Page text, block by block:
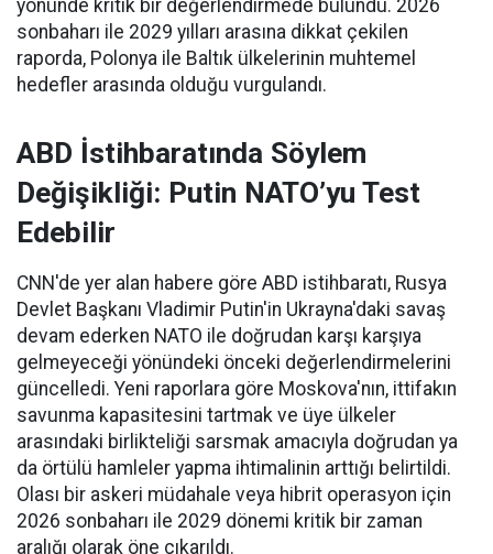
yönünde kritik bir değerlendirmede bulundu. 2026
sonbaharı ile 2029 yılları arasına dikkat çekilen
raporda, Polonya ile Baltık ülkelerinin muhtemel
hedefler arasında olduğu vurgulandı.
ABD İstihbaratında Söylem
Değişikliği: Putin NATO’yu Test
Edebilir
CNN'de yer alan habere göre ABD istihbaratı, Rusya
Devlet Başkanı Vladimir Putin'in Ukrayna'daki savaş
devam ederken NATO ile doğrudan karşı karşıya
gelmeyeceği yönündeki önceki değerlendirmelerini
güncelledi. Yeni raporlara göre Moskova'nın, ittifakın
savunma kapasitesini tartmak ve üye ülkeler
arasındaki birlikteliği sarsmak amacıyla doğrudan ya
da örtülü hamleler yapma ihtimalinin arttığı belirtildi.
Olası bir askeri müdahale veya hibrit operasyon için
2026 sonbaharı ile 2029 dönemi kritik bir zaman
aralığı olarak öne çıkarıldı.